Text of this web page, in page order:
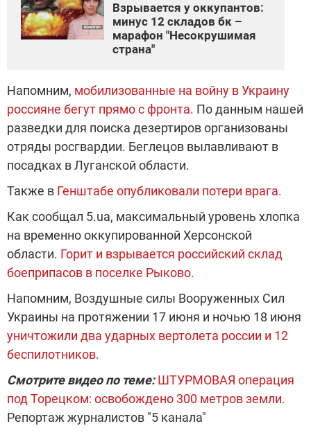
Взрывается у оккупантов:
минус 12 складов бк –
марафон "Несокрушимая
страна"
Напомним, мобилизованные на войну в Украину
россияне бегут прямо с фронта. По данным нашей
разведки для поиска дезертиров организованы
отряды росгвардии. Беглецов вылавливают в
посадках в Луганской области.
Также в Генштабе опубликовали потери врага.
Как сообщал 5.ua, максимальный уровень хлопка
на временно оккупированной Херсонской
области. Горит и взрывается российский склад
боеприпасов в поселке Рыково.
Напомним, Воздушные силы Вооруженных Сил
уничтожили два ударных вертолета россии и 12
беспилотников.
Смотрите видео по теме: ШТУРМОВАЯ операция
под Торецком: освобождено 300 метров земли.
Репортаж журналистов "5 канала"